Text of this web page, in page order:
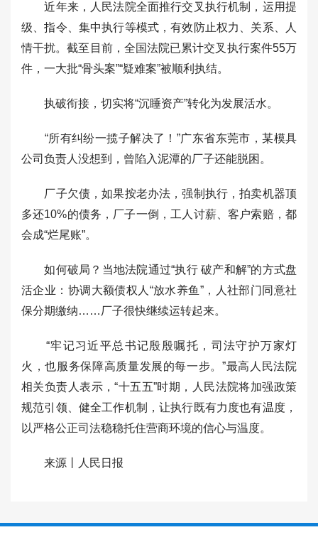
近年来，人民法院全面推行交叉执行机制，运用提
级、指令、集中执行等模式，有效防止权力、关系、人
情干扰。截至目前，全国法院已累计交叉执行案件55万
件，一大批“骨头案”“疑难案”被顺利执结。
执破衔接，切实将“沉睡资产”转化为发展活水。
“所有纠纷一揽子解决了！”广东省东莞市，某模具
公司负责人没想到，曾陷入泥潭的厂子还能脱困。
厂子欠债，如果按老办法，强制执行，拍卖机器顶
多还10%的债务，厂子一倒，工人讨薪、客户索赔，都
会成“烂尾账”。
如何破局？当地法院通过“执行 破产和解”的方式盘
活企业：协调大额债权人“放水养鱼”，人社部门同意社
保分期缴纳……厂子很快继续运转起来。
“牢记习近平总书记殷殷嘱托，司法守护万家灯
火，也服务保障高质量发展的每一步。”最高人民法院
相关负责人表示，“十五五”时期，人民法院将加强政策
规范引领、健全工作机制，让执行既有力度也有温度，
以严格公正司法稳稳托住营商环境的信心与温度。
来源丨人民日报